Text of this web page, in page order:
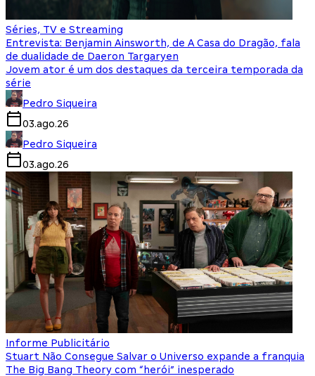
Séries, TV e Streaming
Entrevista: Benjamin Ainsworth, de A Casa do Dragão, fala
de dualidade de Daeron Targaryen
Jovem ator é um dos destaques da terceira temporada da
série
Pedro Siqueira
03.ago.26
Pedro Siqueira
03.ago.26
Informe Publicitário
Stuart Não Consegue Salvar o Universo expande a franquia
The Big Bang Theory com “herói” inesperado